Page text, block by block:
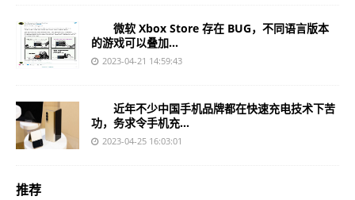
微软 Xbox Store 存在 BUG，不同语言版本
的游戏可以叠加...
2023-04-21 14:59:43
近年不少中国手机品牌都在快速充电技术下苦
功，务求令手机充...
2023-04-25 16:03:01
推荐